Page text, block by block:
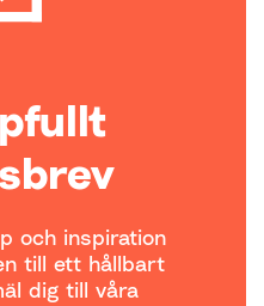
och inspiration
till ett hållbart
dig till våra